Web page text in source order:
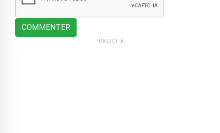
COMMENTER
PUBLICITÉ